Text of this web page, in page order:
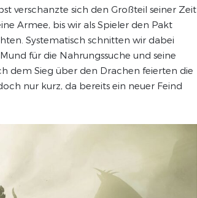
verschanzte sich den Großteil seiner Zeit
Armee, bis wir als Spieler den Pakt
Systematisch schnitten wir dabei
für die Nahrungssuche und seine
dem Sieg über den Drachen feierten die
nur kurz, da bereits ein neuer Feind